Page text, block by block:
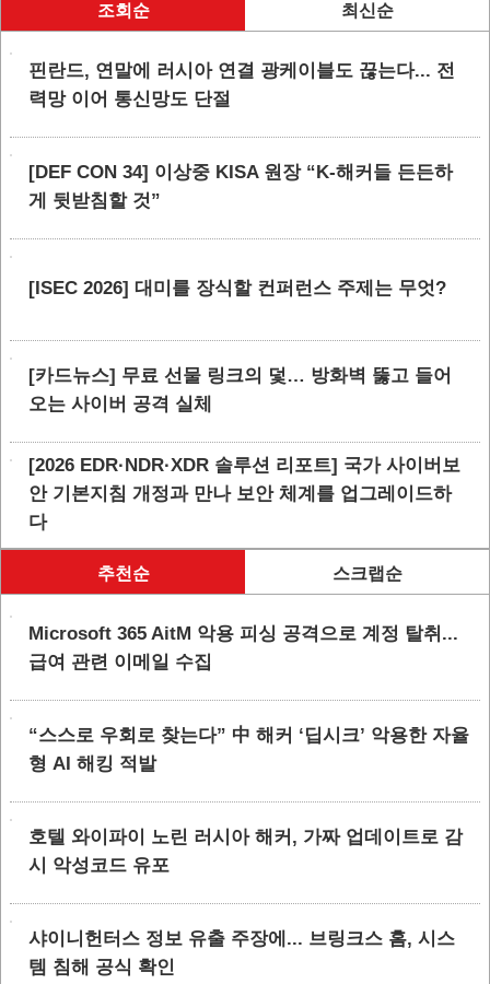
조회순 최신순
핀란드, 연말에 러시아 연결 광케이블도 끊는다... 전
력망 이어 통신망도 단절
[DEF CON 34] 이상중 KISA 원장 “K-해커들 든든하
게 뒷받침할 것”
[ISEC 2026] 대미를 장식할 컨퍼런스 주제는 무엇?
[카드뉴스] 무료 선물 링크의 덫… 방화벽 뚫고 들어
오는 사이버 공격 실체
[2026 EDR·NDR·XDR 솔루션 리포트] 국가 사이버보
안 기본지침 개정과 만나 보안 체계를 업그레이드하
다
추천순 스크랩순
Microsoft 365 AitM 악용 피싱 공격으로 계정 탈취...
급여 관련 이메일 수집
“스스로 우회로 찾는다” 中 해커 ‘딥시크’ 악용한 자율
형 AI 해킹 적발
호텔 와이파이 노린 러시아 해커, 가짜 업데이트로 감
시 악성코드 유포
샤이니헌터스 정보 유출 주장에... 브링크스 홈, 시스
템 침해 공식 확인